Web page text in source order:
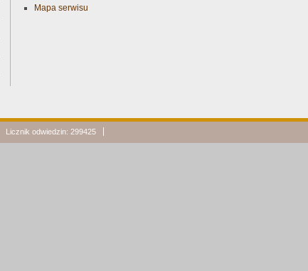
Mapa serwisu
Licznik odwiedzin: 299425